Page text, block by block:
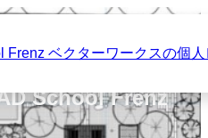
Frenz ベクターワークスの個
School Frenz